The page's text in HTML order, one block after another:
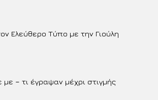
Ελεύθερο Τύπο με την Γιούλη
– τι έγραψαν μέχρι στιγμής